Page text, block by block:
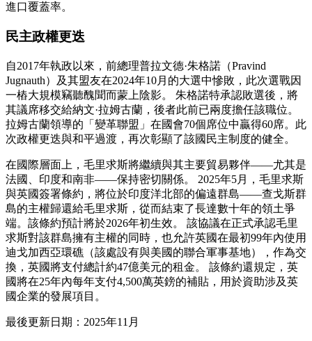
進口覆蓋率。
民主政權更迭
自2017年執政以來，前總理普拉文德·朱格諾（Pravind
Jugnauth）及其盟友在2024年10月的大選中慘敗，此次選戰因
一樁大規模竊聽醜聞而蒙上陰影。 朱格諾特承認敗選後，將
其議席移交給納文·拉姆古蘭，後者此前已兩度擔任該職位。
拉姆古蘭領導的「變革聯盟」在國會70個席位中贏得60席。此
次政權更迭與和平過渡，再次彰顯了該國民主制度的健全。
在國際層面上，毛里求斯將繼續與其主要貿易夥伴——尤其是
法國、印度和南非——保持密切關係。 2025年5月，毛里求斯
與英國簽署條約，將位於印度洋北部的偏遠群島——查戈斯群
島的主權歸還給毛里求斯，從而結束了長達數十年的領土爭
端。該條約預計將於2026年初生效。 該協議在正式承認毛里
求斯對該群島擁有主權的同時，也允許英國在最初99年內使用
迪戈加西亞環礁（該處設有與美國的聯合軍事基地），作為交
換，英國將支付總計約47億美元的租金。 該條約還規定，英
國將在25年內每年支付4,500萬英鎊的補貼，用於資助涉及英
國企業的發展項目。
最後更新日期：2025年11月